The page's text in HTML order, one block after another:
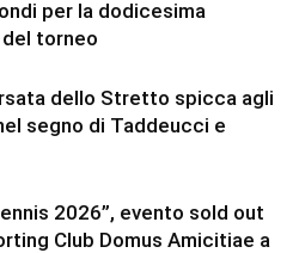
per la dodicesima
torneo
dello Stretto spicca agli
segno di Taddeucci e
2026”, evento sold out
Club Domus Amicitiae a